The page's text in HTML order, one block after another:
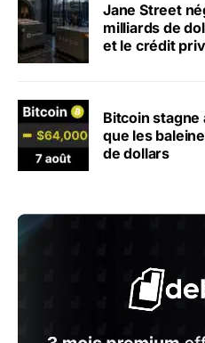
Jane Street
milliards de
et le crédit
Bitcoin
que les
de dollars